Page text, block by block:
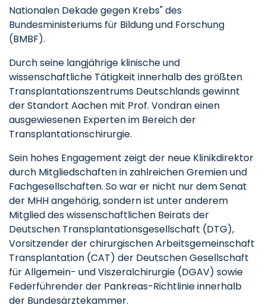
Nationalen Dekade gegen Krebs" des
Bundesministeriums für Bildung und Forschung
(BMBF).
Durch seine langjährige klinische und
wissenschaftliche Tätigkeit innerhalb des größten
Transplantationszentrums Deutschlands gewinnt
der Standort Aachen mit Prof. Vondran einen
ausgewiesenen Experten im Bereich der
Transplantationschirurgie.
Sein hohes Engagement zeigt der neue Klinikdirektor
durch Mitgliedschaften in zahlreichen Gremien und
Fachgesellschaften. So war er nicht nur dem Senat
der MHH angehörig, sondern ist unter anderem
Mitglied des wissenschaftlichen Beirats der
Deutschen Transplantationsgesellschaft (DTG),
Vorsitzender der chirurgischen Arbeitsgemeinschaft
Transplantation (CAT) der Deutschen Gesellschaft
für Allgemein- und Viszeralchirurgie (DGAV) sowie
Federführender der Pankreas-Richtlinie innerhalb
der Bundesärztekammer.